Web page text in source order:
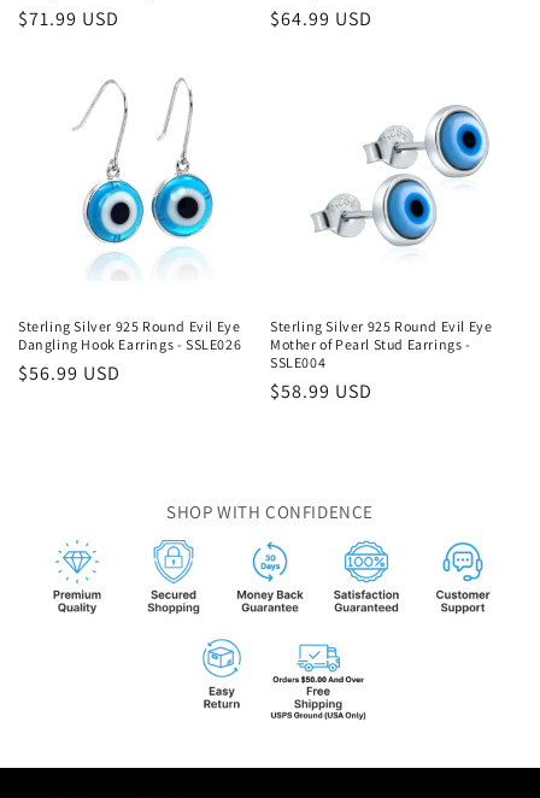
Κανονική
$71.99 USD
Κανονική
$64.99 USD
Sterling Silver 925 Round Evil Eye
Dangling Hook Earrings - SSLE026
Κανονική
$56.99 USD
Sterling Silver 925 Round Evil Eye
Mother of Pearl Stud Earrings -
SSLE004
Κανονική
$58.99 USD
SHOP WITH CONFIDENCE